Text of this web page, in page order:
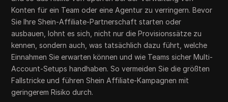
Konten für ein Team oder eine Agentur zu verringern. Bevor
Sie Ihre Shein-Affiliate-Partnerschaft starten oder
ausbauen, lohnt es sich, nicht nur die Provisionssätze zu
kennen, sondern auch, was tatsächlich dazu führt, welche
Einnahmen Sie erwarten können und wie Teams sicher Multi-
Account-Setups handhaben. So vermeiden Sie die größten
Fallstricke und führen Shein Affiliate-Kampagnen mit
geringerem Risiko durch.